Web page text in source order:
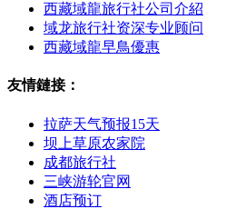
西藏域龍旅行社公司介紹
域龙旅行社资深专业顾问
西藏域龍早鳥優惠
友情鏈接：
拉萨天气预报15天
坝上草原农家院
成都旅行社
三峡游轮官网
酒店预订